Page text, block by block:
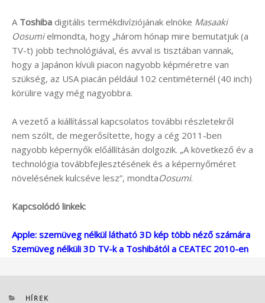
A Toshiba digitális termékdivíziójának elnöke Masaaki
Oosumielmondta, hogy „három hónap mire bemutatjuk (a
TV-t) jobb technológiával, és avval is tisztában vannak,
hogy a Japánon kívüli piacon nagyobb képméretre van
szükség, az USA piacán például 102 centiméternél (40 inch)
körülire vagy még nagyobbra.
A vezető a kiállítással kapcsolatos további részletekről
nem szólt, de megerősítette, hogy a cég 2011-ben
nagyobb képernyők előállításán dolgozik. „A következő év a
technológia továbbfejlesztésének és a képernyőméret
növelésének kulcséve lesz”, mondtaOosumi.
Kapcsolódó linkek:
Apple: szemüveg nélkül látható 3D kép több néző számára
Szemüveg nélküli 3D TV-k a Toshibától a CEATEC 2010-en
KATEGÓRIÁK
HÍREK